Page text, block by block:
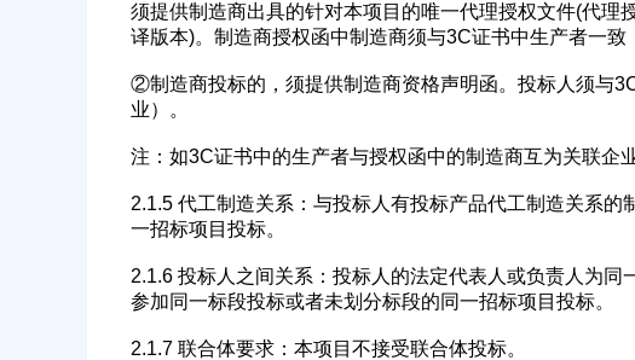
须提供制造商出具的针对本项目的唯一代理授权文件(代理
译版本)。制造商授权函中制造商须与3C证书中生产者一致
②制造商投标的，须提供制造商资格声明函。投标人须与
业）。
注：如3C证书中的生产者与授权函中的制造商互为关联企
2.1.5 代工制造关系：与投标人有投标产品代工制造关系
一招标项目投标。
2.1.6 投标人之间关系：投标人的法定代表人或负责人为
参加同一标段投标或者未划分标段的同一招标项目投标。
2.1.7 联合体要求：本项目不接受联合体投标。